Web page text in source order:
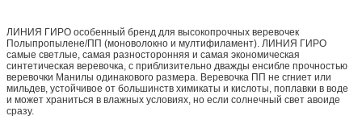
ЛИНИЯ ГИРО особенный бренд для высокопрочных веревочек
Полыпропылене/ПП (моноволокно и мултифиламент). ЛИНИЯ ГИРО
самые светлые, самая разносторонняя и самая экономическая
синтетическая веревочка, с приблизительно дважды енсибле прочностью
веревочки Манилы одинакового размера. Веревочка ПП не сгниет или
мильдев, устойчивое от большинств химикаты и кислоты, поплавки в воде
и может храниться в влажных условиях, но если солнечный свет авоиде
сразу.